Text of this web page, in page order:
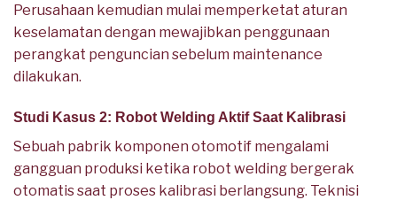
Perusahaan kemudian mulai memperketat aturan
keselamatan dengan mewajibkan penggunaan
perangkat penguncian sebelum maintenance
dilakukan.
Studi Kasus 2: Robot Welding Aktif Saat Kalibrasi
Sebuah pabrik komponen otomotif mengalami
gangguan produksi ketika robot welding bergerak
otomatis saat proses kalibrasi berlangsung. Teknisi